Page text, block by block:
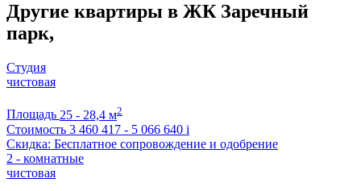
Другие квартиры в ЖК Заречный
парк,
Студия
чистовая
Площадь 25 - 28,4 м2
Стоимость 3 460 417 - 5 066 640 i
Скидка: Бесплатное сопровождение и одобрение
2 - комнатные
чистовая